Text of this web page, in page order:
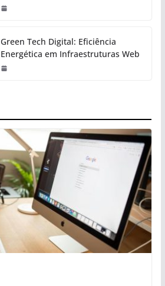
Green Tech Digital: Eficiência
Energética em Infraestruturas Web